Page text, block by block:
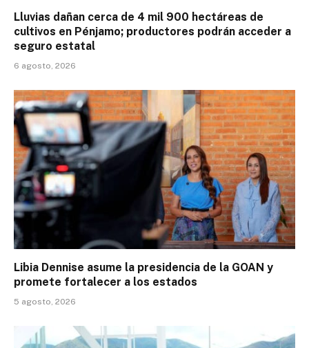
Lluvias dañan cerca de 4 mil 900 hectáreas de
cultivos en Pénjamo; productores podrán acceder a
seguro estatal
6 agosto, 2026
Libia Dennise asume la presidencia de la GOAN y
promete fortalecer a los estados
5 agosto, 2026